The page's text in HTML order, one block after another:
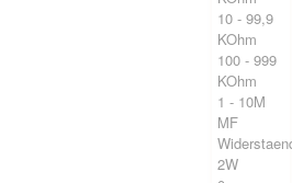
10 - 99,9
KOhm
100 - 999
KOhm
1 - 10M
MF
2W